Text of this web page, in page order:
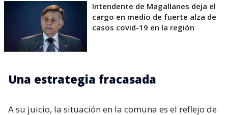
Intendente de Magallanes deja el
cargo en medio de fuerte alza de
casos covid-19 en la región
Una estrategia fracasada
A su juicio, la situación en la comuna es el reflejo de